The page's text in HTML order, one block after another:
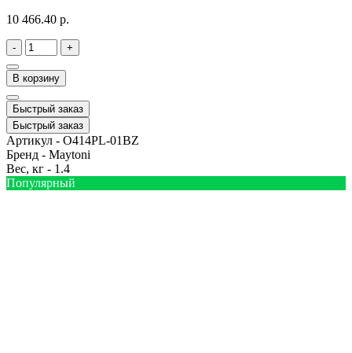
10 466.40 р.
- +
В корзину
Быстрый заказ
Быстрый заказ
Артикул - O414PL-01BZ
Бренд - Maytoni
Вес, кг - 1.4
Популярный